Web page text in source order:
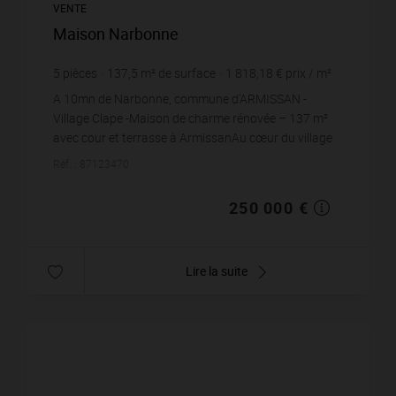
VENTE
Maison Narbonne
5 pièces 137,5 m² de surface 1 818,18 € prix / m²
A 10mn de Narbonne, commune d'ARMISSAN -
Village Clape -Maison de charme rénovée – 137 m²
avec cour et terrasse à ArmissanAu cœur du village
250 000 €
Lire la suite